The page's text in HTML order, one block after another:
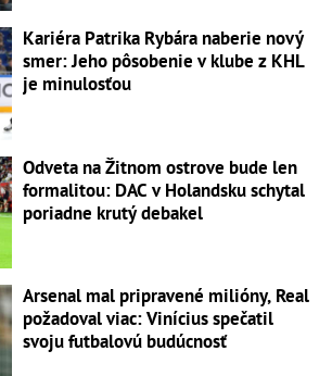
Kariéra Patrika Rybára naberie nový
smer: Jeho pôsobenie v klube z KHL
je minulosťou
Odveta na Žitnom ostrove bude len
formalitou: DAC v Holandsku schytal
poriadne krutý debakel
Arsenal mal pripravené milióny, Real
požadoval viac: Vinícius spečatil
svoju futbalovú budúcnosť